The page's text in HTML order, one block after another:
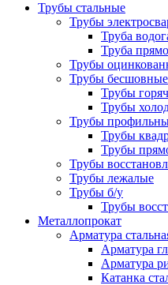
Трубы стальные
Трубы
Труба
Труба
Трубы
Трубы бесшовные
Трубы
Трубы
Трубы
Трубы
Трубы
Трубы
Трубы лежалые
Трубы б/у
Трубы
Металлопрокат
Арматура
Арматура
Арматура
Катанка